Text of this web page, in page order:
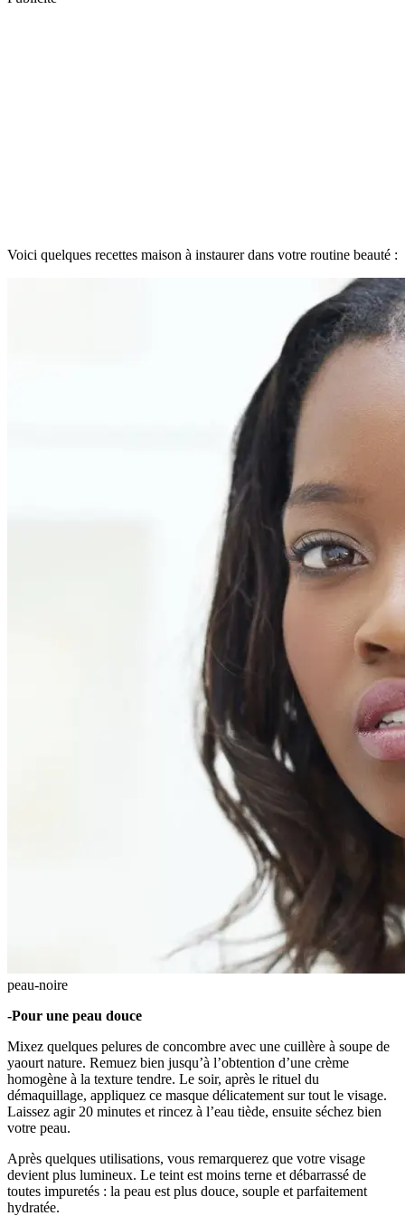
Voici quelques recettes maison à instaurer dans votre routine beauté :
peau-noire
-Pour une peau douce
Mixez quelques pelures de concombre avec une cuillère à soupe de
yaourt nature. Remuez bien jusqu’à l’obtention d’une crème
homogène à la texture tendre. Le soir, après le rituel du
démaquillage, appliquez ce masque délicatement sur tout le visage.
Laissez agir 20 minutes et rincez à l’eau tiède, ensuite séchez bien
votre peau.
Après quelques utilisations, vous remarquerez que votre visage
devient plus lumineux. Le teint est moins terne et débarrassé de
toutes impuretés : la peau est plus douce, souple et parfaitement
hydratée.